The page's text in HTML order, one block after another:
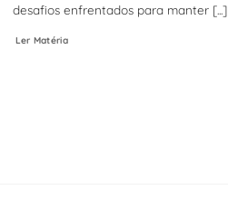
desafios enfrentados para manter [...]
Ler Matéria